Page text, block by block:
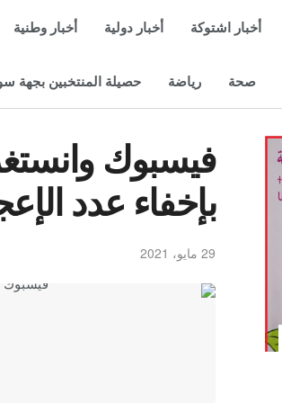
أخبار اشتوكة أخبار دولية أخبار وطنية
صحة رياضة حصيلة المنتخبين بجهة
فيسبوك
بإخفاء عدد
29 مايو، 2021